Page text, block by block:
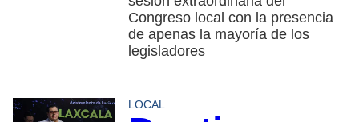
Congreso local con la presencia
de apenas la mayoría de los
legisladores
LOCAL